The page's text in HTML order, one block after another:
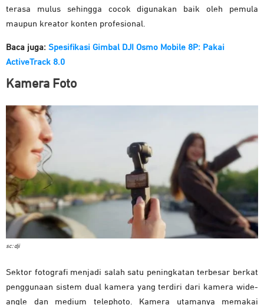
terasa mulus sehingga cocok digunakan baik oleh pemula
maupun kreator konten profesional.
Baca juga: Spesifikasi Gimbal DJI Osmo Mobile 8P: Pakai
ActiveTrack 8.0
Kamera Foto
sc: dji
Sektor fotografi menjadi salah satu peningkatan terbesar berkat
penggunaan sistem dual kamera yang terdiri dari kamera wide-
angle dan medium telephoto. Kamera utamanya memakai